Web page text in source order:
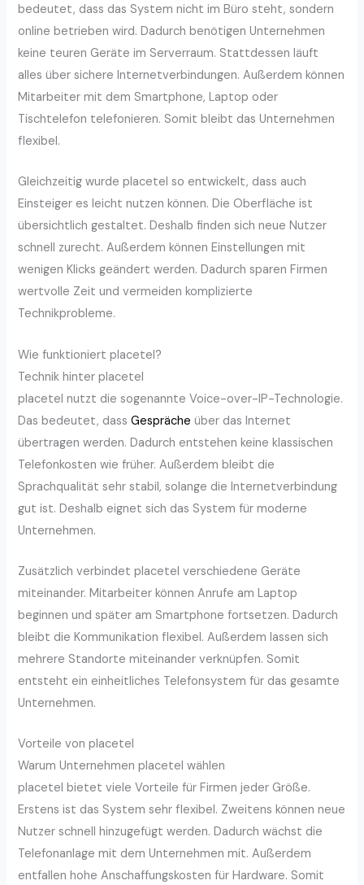
bedeutet, dass das System nicht im Büro steht, sondern
online betrieben wird. Dadurch benötigen Unternehmen
keine teuren Geräte im Serverraum. Stattdessen läuft
alles über sichere Internetverbindungen. Außerdem können
Mitarbeiter mit dem Smartphone, Laptop oder
Tischtelefon telefonieren. Somit bleibt das Unternehmen
flexibel.
Gleichzeitig wurde placetel so entwickelt, dass auch
Einsteiger es leicht nutzen können. Die Oberfläche ist
übersichtlich gestaltet. Deshalb finden sich neue Nutzer
schnell zurecht. Außerdem können Einstellungen mit
wenigen Klicks geändert werden. Dadurch sparen Firmen
wertvolle Zeit und vermeiden komplizierte
Technikprobleme.
Wie funktioniert placetel?
Technik hinter placetel
placetel nutzt die sogenannte Voice-over-IP-Technologie.
Das bedeutet, dassGesprächeüber das Internet
übertragen werden. Dadurch entstehen keine klassischen
Telefonkosten wie früher. Außerdem bleibt die
Sprachqualität sehr stabil, solange die Internetverbindung
gut ist. Deshalb eignet sich das System für moderne
Unternehmen.
Zusätzlich verbindet placetel verschiedene Geräte
miteinander. Mitarbeiter können Anrufe am Laptop
beginnen und später am Smartphone fortsetzen. Dadurch
bleibt die Kommunikation flexibel. Außerdem lassen sich
mehrere Standorte miteinander verknüpfen. Somit
entsteht ein einheitliches Telefonsystem für das gesamte
Unternehmen.
Vorteile von placetel
Warum Unternehmen placetel wählen
placetel bietet viele Vorteile für Firmen jeder Größe.
Erstens ist das System sehr flexibel. Zweitens können neue
Nutzer schnell hinzugefügt werden. Dadurch wächst die
Telefonanlage mit dem Unternehmen mit. Außerdem
entfallen hohe Anschaffungskosten für Hardware. Somit